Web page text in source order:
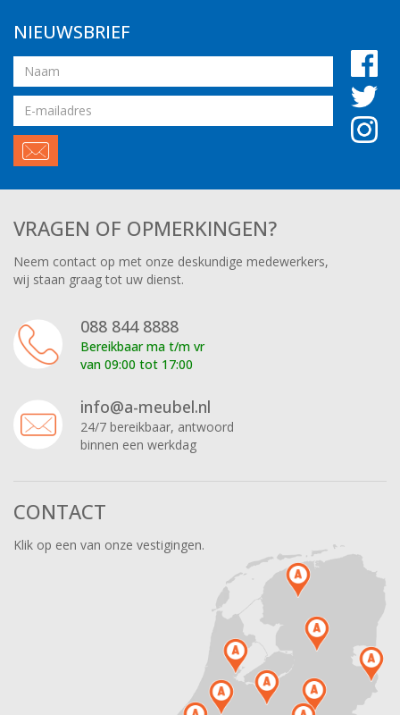
NIEUWSBRIEF
Naam
Email
VRAGEN OF OPMERKINGEN?
Neem contact op met onze deskundige medewerkers,
wij staan graag tot uw dienst.
088 844 8888
Bereikbaar ma t/m vr
van 09:00 tot 17:00
info@a-meubel.nl
24/7 bereikbaar, antwoord
binnen een werkdag
CONTACT
Klik op een van onze vestigingen.